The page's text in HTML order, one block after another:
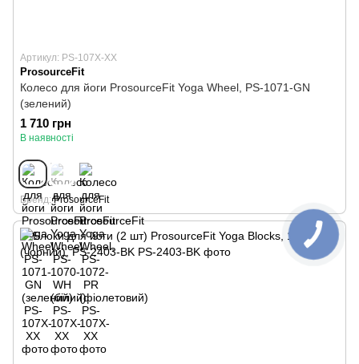
Артикул: PS-107Х-XX
ProsourceFit
Колесо для йоги ProsourceFit Yoga Wheel, PS-1071-GN
(зелений)
1 710 грн
В наявності
Бренд ProsourceFit